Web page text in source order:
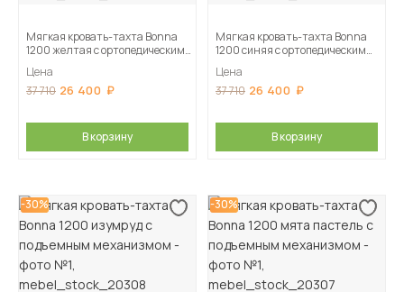
Мягкая кровать-тахта Bonna
1200 желтая c ортопедическим
Цена
37 710 26 400
В корзину
Мягкая кровать-тахта Bonna
1200 синяя c ортопедическим
Цена
37 710 26 400
В корзину
-30% -30%